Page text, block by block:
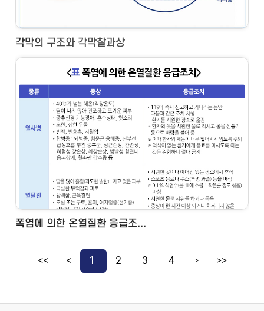
각막의 구조와 각막찰과상
폭염에 의한 온열질환 응급조...
<< < 1 2 3 4 > >>